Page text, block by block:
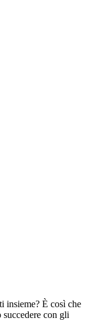
insieme? È così che
con gli